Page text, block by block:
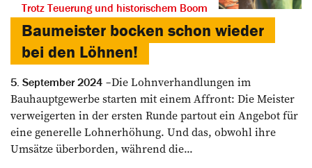
Trotz Teuerung und historischem Boom
Baumeister bocken schon wieder
bei den Löhnen!
5. September 2024
Die Lohnverhandlungen im
Bauhauptgewerbe starten mit einem Affront: Die Meister
verweigerten in der ersten Runde partout ein Angebot für
eine generelle Lohnerhöhung. Und das, obwohl ihre
Umsätze überborden, während die...